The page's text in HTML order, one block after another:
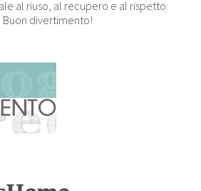
al riuso, al recupero e al rispetto
divertimento!